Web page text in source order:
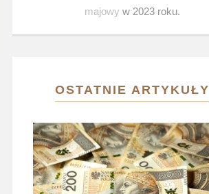
majowy w 2023 roku.
OSTATNIE ARTYKUŁY